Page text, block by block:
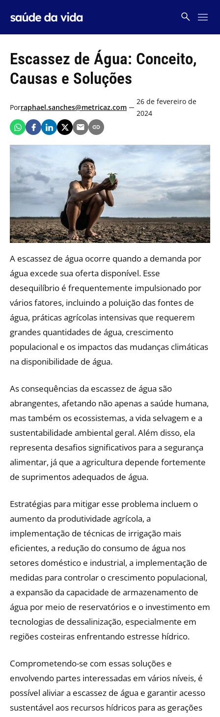
Escassez de Água: Conceito,
Causas e Soluções
Porraphael.sanches@metricaz.com
26 de fevereiro de
2024
A escassez de água ocorre quando a demanda por
água excede sua oferta disponível. Esse
desequilíbrio é frequentemente impulsionado por
vários fatores, incluindo a poluição das fontes de
água, práticas agrícolas intensivas que requerem
grandes quantidades de água, crescimento
populacional e os impactos das mudanças climáticas
na disponibilidade de água.
As consequências da escassez de água são
abrangentes, afetando não apenas a saúde humana,
mas também os ecossistemas, a vida selvagem e a
sustentabilidade ambiental geral. Além disso, ela
representa desafios significativos para a segurança
alimentar, já que a agricultura depende fortemente
de suprimentos adequados de água.
Estratégias para mitigar esse problema incluem o
aumento da produtividade agrícola, a
implementação de técnicas de irrigação mais
eficientes, a redução do consumo de água nos
setores doméstico e industrial, a implementação de
medidas para controlar o crescimento populacional,
a expansão da capacidade de armazenamento de
água por meio de reservatórios e o investimento em
tecnologias de dessalinização, especialmente em
regiões costeiras enfrentando estresse hídrico.
Comprometendo-se com essas soluções e
envolvendo partes interessadas em vários níveis, é
possível aliviar a escassez de água e garantir acesso
sustentável aos recursos hídricos para as gerações